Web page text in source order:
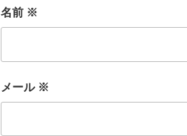
名前 ※
メール ※